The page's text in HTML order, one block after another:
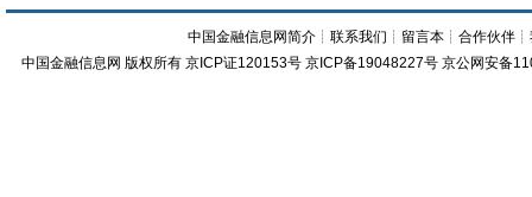
中国金融信息网简介 ┊联系我们 ┊ 留言本 ┊合作伙伴 ┊
中国金融信息网 版权所有 京ICP证120153号 京ICP备19048227号 京公网安备